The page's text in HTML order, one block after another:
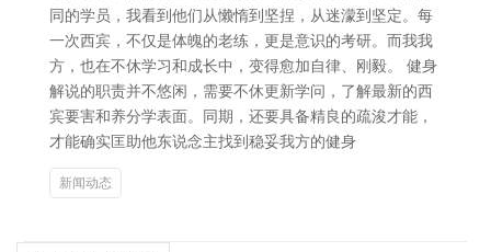
同的学员，我看到他们从懒惰到坚捏，从迷濛到坚定。每
一次西宾，不仅是体魄的老练，更是意识的考研。而我我
方，也在不休学习和成长中，变得愈加自律、刚毅。 健身
解说的职责并不悠闲，需要不休更新学问，了解最新的西
宾要害和养分学表面。同期，还要具备精良的疏浚才能，
才能确实匡助他东说念主找到稳妥我方的健身
新闻动态